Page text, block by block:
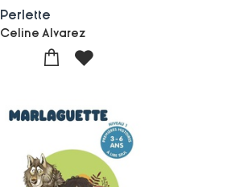
Perlette
Celine Alvarez